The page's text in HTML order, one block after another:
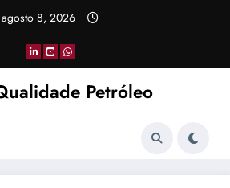
agosto 8, 2026
Petróleo